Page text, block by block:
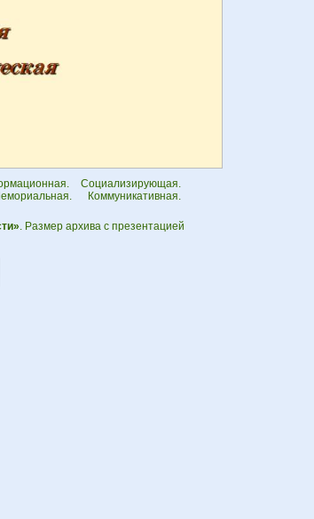
Социализирующая.
Коммуникативная.
. Размер архива с презентацией